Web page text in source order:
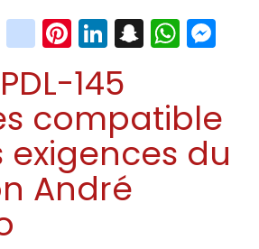
Twitter
instagram
Pinterest
LinkedIn
Snapchat
145
compatible
exigences du
André